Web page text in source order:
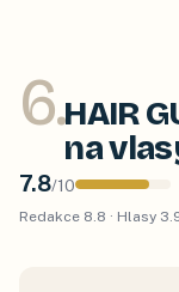
6.HAIR
na
7.8/10
Redakce 8.8 · Hlasy